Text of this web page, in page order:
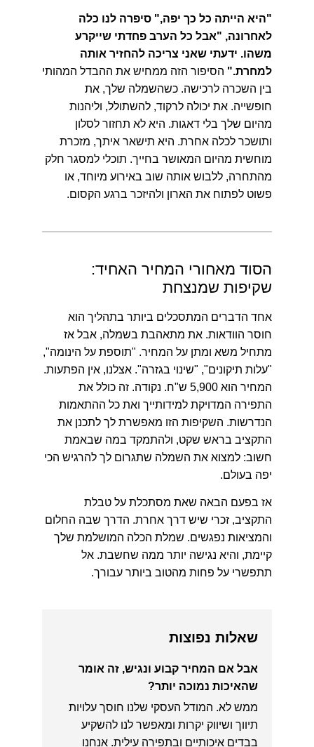
"היא הייתה כל כך יפה," סיפרה לנו כלה
לאחרונה, "אבל כל הערב פחדתי שייקרע
משהו. ידעתי שאני צריכה להחזיר אותה
למחרת." הסיפור הזה ממחיש את ההבדל המהותי
בין השכרה לרכישה. כשהשמלה שלך, את
חופשייה. את יכולה לרקוד, להשתולל, וליהנות
מהיום שלך בלי דאגות. היא לא תחזור לסלון
ותושכר לכלה אחרת. היא תישאר איתך, מזכרת
מוחשית מהיום המאושר בחייך. תוכלי למסגר חלק
מהתחרה, ללבוש אותה שוב באירוע מיוחד, או
פשוט לפתוח את הארון ולהיזכר ברגע הקסום.
הסוד מאחורי המחיר האחיד:
שקיפות שמנצחת
אחד הדברים המתסכלים ביותר בתהליך הוא
חוסר הוודאות. את מתאהבת בשמלה, אבל אז
מתחיל משא ומתן על המחיר. "תוספת על הינומה",
"עלות תיקונים", "שינוי בגזרה". אצלנו, אין הפתעות.
המחיר הוא 5,900 ש"ח. נקודה. זה כולל את
התפירה המדויקת למידותייך ואת כל ההתאמות
הנדרשות. השקיפות הזו מאפשרת לך לתכנן את
התקציב בראש שקט, ולהתמקד במה שבאמת
חשוב: למצוא את השמלה שתגרום לך להרגיש הכי
יפה בעולם.
אז בפעם הבאה שאת מסתכלת על טבלת
התקציב, זכרי שיש דרך אחרת. הדרך שבה החלום
והמציאות נפגשים. שמלת הכלה המושלמת שלך
קיימת, והיא נגישה יותר ממה שחשבת. אל
תתפשרי על פחות מהטוב ביותר עבורך.
שאלות נפוצות
אבל אם המחיר קבוע ונגיש, זה אומר
שהאיכות נמוכה יותר?
ממש לא. המודל העסקי שלנו חוסך עלויות
תיווך ושיווק יקרות ומאפשר לנו להשקיע
בבדים איכותיים ובתפירה עילית. אנחנו